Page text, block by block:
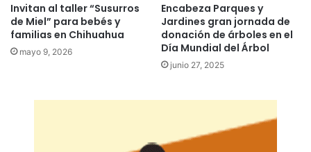
Invitan al taller “Susurros
de Miel” para bebés y
familias en Chihuahua
mayo 9, 2026
Encabeza Parques y
Jardines gran jornada de
donación de árboles en el
Día Mundial del Árbol
junio 27, 2025